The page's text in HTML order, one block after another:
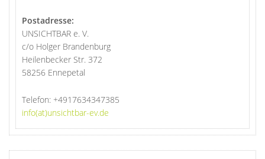
Postadresse:
UNSICHTBAR e. V.
c/o Holger Brandenburg
Heilenbecker Str. 372
58256 Ennepetal
Telefon: +4917634347385
info(at)unsichtbar-ev.de